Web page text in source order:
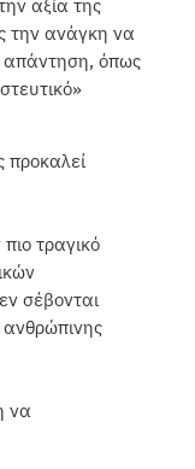
αξία της
την ανάγκη να
απάντηση, όπως
προκαλεί
τραγικό
σέβονται
ανθρώπινης
να